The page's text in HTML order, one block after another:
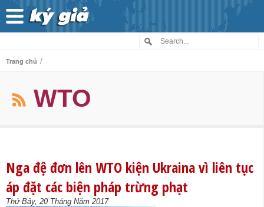
Trang chủ /
WTO
Nga đệ đơn lên WTO kiện Ukraina vì liên tục
áp đặt các biện pháp trừng phạt
Thứ Bảy, 20 Tháng Năm 2017